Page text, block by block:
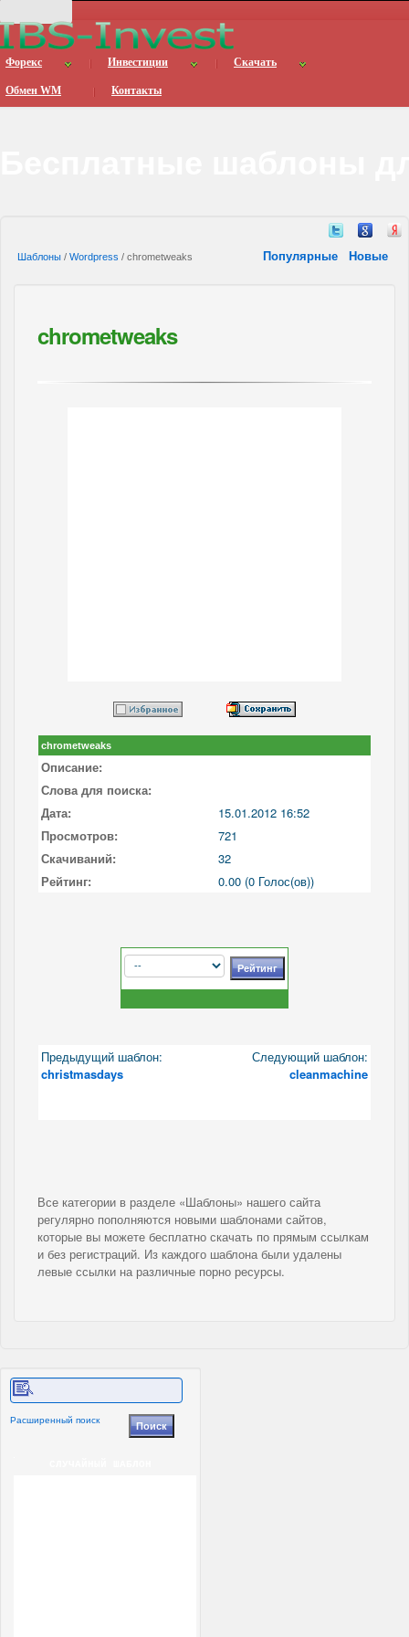
Форекс Инвестиции Скачать
Обмен WM Контакты
Шаблоны / Wordpress / chrometweaks Популярные Новые
chrometweaks
chrometweaks
Описание:
Слова для поиска:
Дата:
15.01.2012 16:52
Просмотров:
721
Скачиваний:
32
Рейтинг:
0.00 (0 Голос(ов))
Предыдущий шаблон:
christmasdays
Следующий шаблон:
cleanmachine
Все категории в разделе «Шаблоны» нашего сайта
регулярно пополняются новыми шаблонами сайтов,
которые вы можете бесплатно скачать по прямым ссылкам
и без регистраций. Из каждого шаблона были удалены
левые ссылки на различные порно ресурсы.
Расширенный поиск